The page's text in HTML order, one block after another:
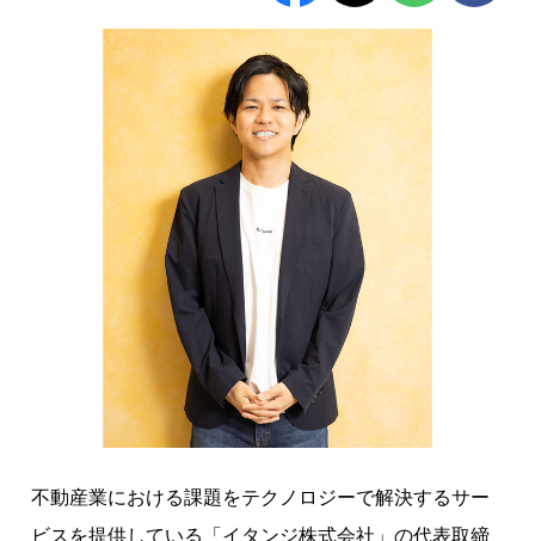
。
不動産業における課題をテクノロジーで解決するサー
ビスを提供している「イタンジ株式会社」の代表取締